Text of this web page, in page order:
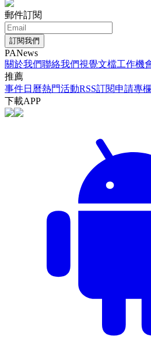
郵件訂閱
訂閱我們
PANews
關於我們聯絡我們視覺文檔工作機
推薦
事件日曆熱門活動RSS訂閱申請專欄
下載APP